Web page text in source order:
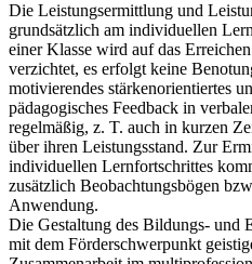
Die Leistungsermittlung und
grundsätzlich am individuellen
einer Klasse wird auf das
verzichtet, es erfolgt keine
motivierendes stärkenorientiertes
pädagogisches Feedback in
regelmäßig, z. T. auch in kurzen
über ihren Leistungsstand. Zur
individuellen Lernfortschrittes
zusätzlich Beobachtungsbögen
Anwendung.
Die Gestaltung des Bildungs- und
mit dem Förderschwerpunkt